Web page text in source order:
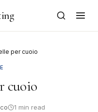
per cuoio
cuoio
1 min read